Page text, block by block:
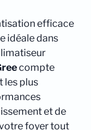
efficace
idéale dans
compte
les plus
et de
foyer tout